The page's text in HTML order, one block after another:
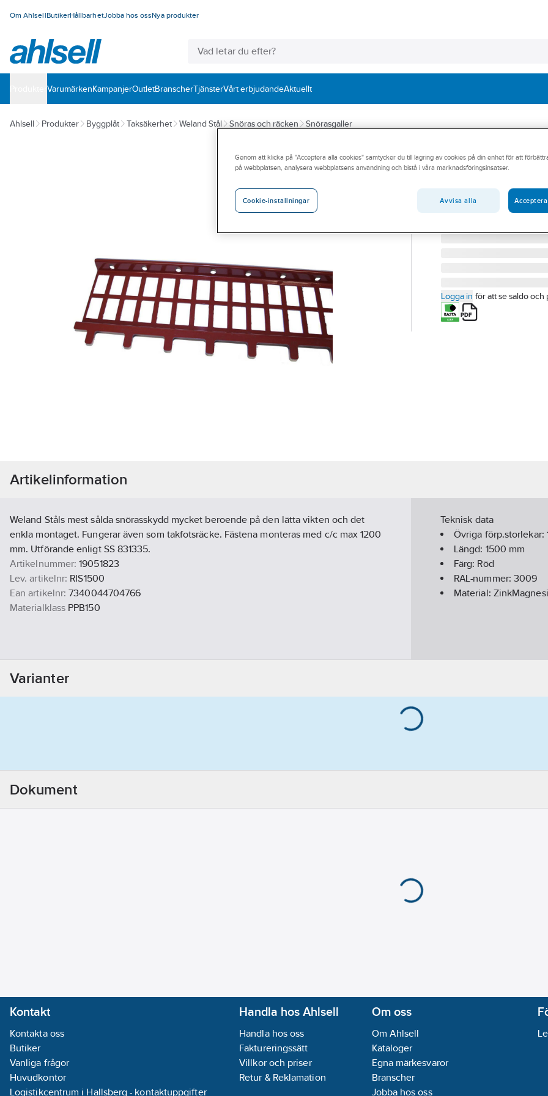
Om AhlsellButikerHållbarhetJobba hos ossNya produkter
VarumärkenKampanjerOutletBranscherTjänsterVårt erbjudandeAktuellt
Ahlsell Produkter Byggplåt Taksäkerhet Weland Stål Snöras och räcken Snörasgaller
WELAND
Snörasskydd
PROFILDURK/TAPP 1.5M
Artikelnummer:
19051823
RIS1500
Logga in för att se saldo och
Artikelinformation
Weland Ståls mest sålda snörasskydd mycket beroende på den lätta vikten och det
enkla montaget. Fungerar även som takfotsräcke. Fästena monteras med c/c max 1200
mm. Utförande enligt SS 831335.
Artikelnummer: 19051823
Lev. artikelnr: RIS1500
Ean artikelnr: 7340044704766
Materialklass PPB150
Teknisk data
Övriga förp.storlekar:
Längd: 1500 mm
Färg: Röd
RAL-nummer: 3009
Material:
Varianter
Dokument
Kontakt
Kontakta oss
Butiker
Vanliga frågor
Huvudkontor
Logistikcentrum i Hallsberg - kontaktuppgifter
Handla hos Ahlsell
Handla hos oss
Faktureringssätt
Villkor och priser
Retur & Reklamation
Om oss
Om Ahlsell
Kataloger
Egna märkesvaror
Branscher
Jobba hos oss
Genom att klicka på "Acceptera alla cookies" samtycker du till lagring av cookies på din enhet för att
på webbplatsen, analysera webbplatsens användning och bistå i våra marknadsföringsinsatser.
Cookie-inställningar Avvisa alla